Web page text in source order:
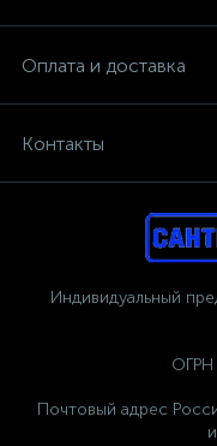
Оплата и доставка
Контакты
Индивидуальный
ОГРН
Почтовый адрес